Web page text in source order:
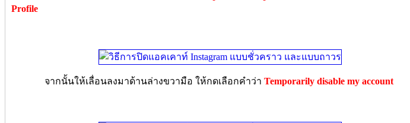
Profile
จากนั้นให้เลื่อนลงมาด้านล่างขวามือ ให้กดเลือกคำว่า Temporarily disable my account